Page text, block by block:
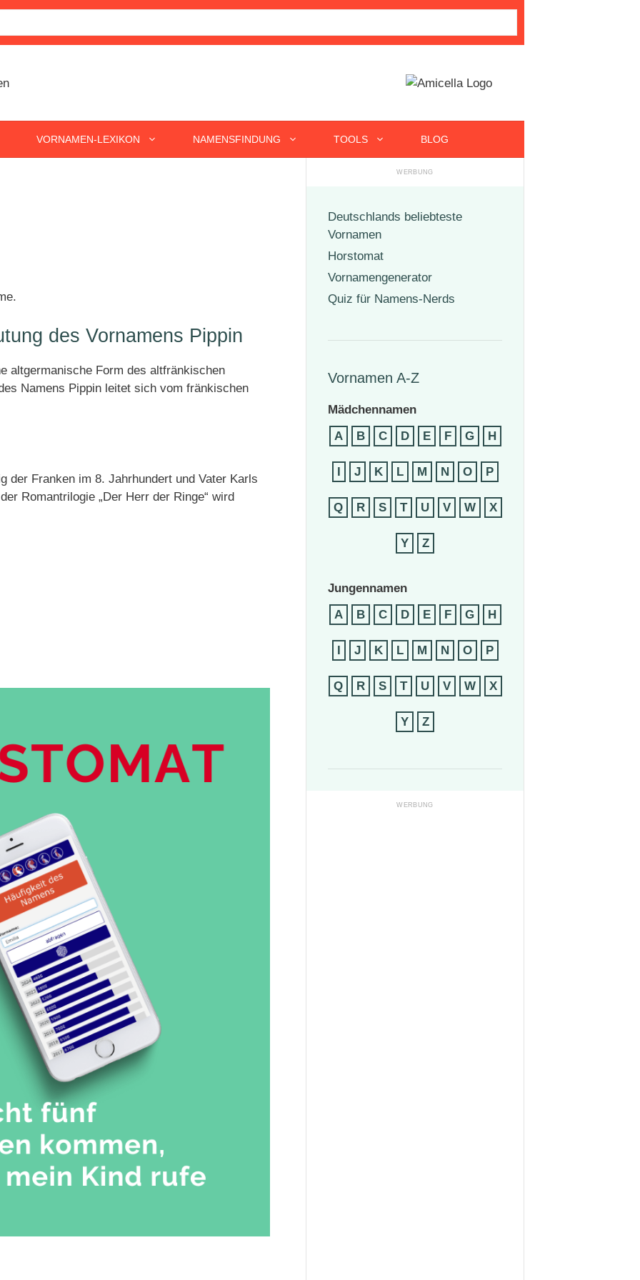
VORNAMEN-LEXIKON NAMENSFINDUNG TOOLS BLOG
des Vornamens Pippin
altgermanische Form des altfränkischen
Namens Pippin leitet sich vom fränkischen
der Franken im 8. Jahrhundert und Vater Karls
Romantrilogie „Der Herr der Ringe“ wird
Deutschlands beliebteste
Vornamen
Horstomat
Vornamengenerator
Quiz für Namens-Nerds
Vornamen A-Z
Mädchennamen
A
B C D E F G H
I J K L M N O P
Q R S T U V W X
Y Z
Jungennamen
A
B C D E F G H
I J K L M N O P
Q R S T U V W X
Y Z